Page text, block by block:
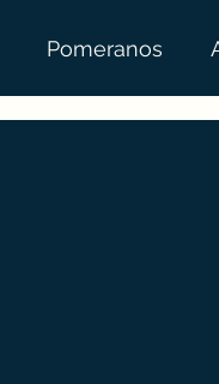
Pomeranos